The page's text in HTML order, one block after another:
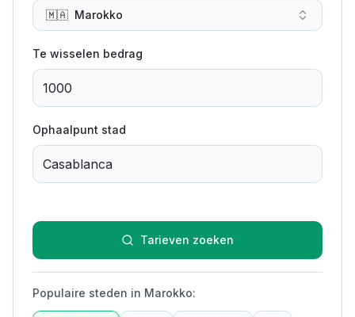
🇲🇦 Marokko
Te wisselen bedrag
Ophaalpunt stad
Tarieven zoeken
Populaire steden in Marokko: